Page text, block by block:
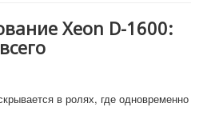
Xeon D-1600:
в ролях, где одновременно